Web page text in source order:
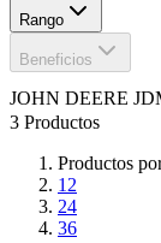
Rango
Beneficios
JOHN DEERE
3 Productos
Productos
12
24
36